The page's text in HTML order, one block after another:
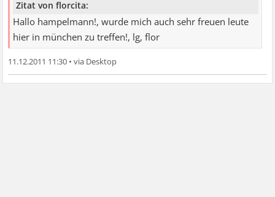
Zitat von florcita:
Hallo hampelmann!, wurde mich auch sehr freuen leute
hier in münchen zu treffen!, lg, flor
11.12.2011 11:30 •